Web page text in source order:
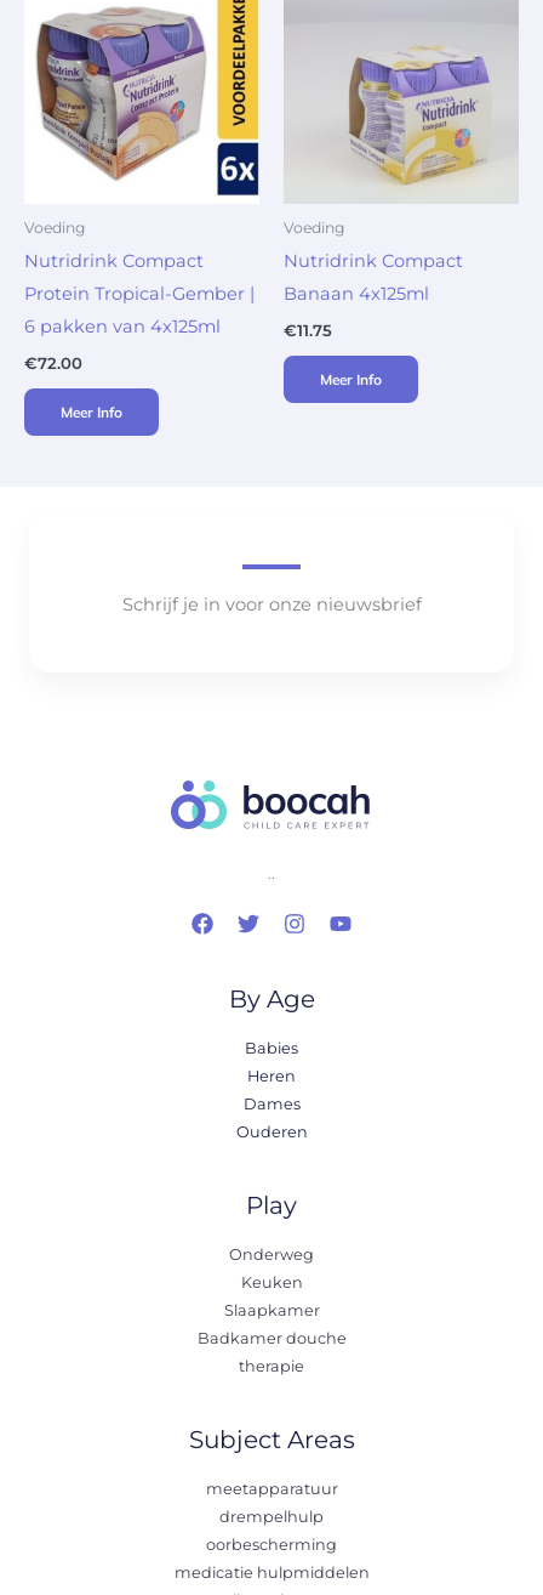
Voeding
Nutridrink Compact
Protein Tropical-Gember |
6 pakken van 4x125ml
€72.00
Meer Info
Voeding
Nutridrink Compact
Banaan 4x125ml
€11.75
Meer Info
Schrijf je in voor onze nieuwsbrief
..
By Age
Babies
Heren
Dames
Ouderen
Play
Onderweg
Keuken
Slaapkamer
Badkamer douche
therapie
Subject Areas
meetapparatuur
drempelhulp
oorbescherming
medicatie hulpmiddelen